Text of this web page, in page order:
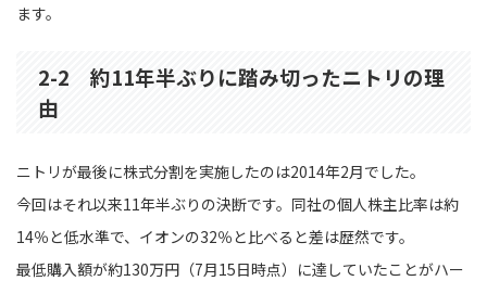
ます。
2-2 約11年半ぶりに踏み切ったニトリの理
由
ニトリが最後に株式分割を実施したのは2014年2月でした。
今回はそれ以来11年半ぶりの決断です。同社の個人株主比率は約
14％と低水準で、イオンの32％と比べると差は歴然です。
最低購入額が約130万円（7月15日時点）に達していたことがハー